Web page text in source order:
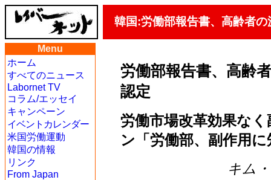
韓国:労働部報告書、高齢者
Menu
ホーム
すべてのニュース
Labornet TV
コラム/エッセイ
キャンペーン
イベントカレンダー
米国労働運動
韓国の情報
リンク
From Japan
労働部報告書、高齢
認定
労働市場改革効果な
ン「労働部、副作用
キム